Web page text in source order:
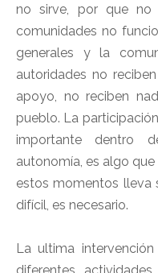
no sirve, por que no
comunidades no
generales y la
autoridades no
apoyo, no reciben
pueblo. La
importante dentro
autonomía, es algo
estos momentos lleva
difícil, es necesario.
La ultima